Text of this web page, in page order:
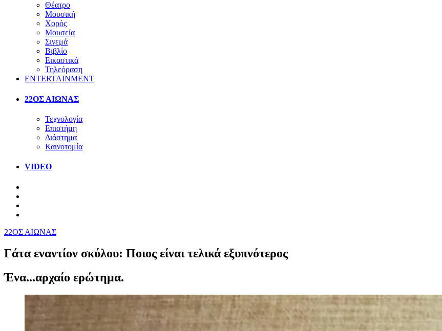
Θέατρο
Μουσική
Χορός
Μουσεία
Σινεμά
Βιβλίο
Εικαστικά
Τηλεόραση
ENTERTAINMENT
22ΟΣ ΑΙΩΝΑΣ
Τεχνολογία
Επιστήμη
Διάστημα
Καινοτομία
VIDEO
22ΟΣ ΑΙΩΝΑΣ
Γάτα εναντίον σκύλου: Ποιος είναι τελικά εξυπνότερος
Ένα...αρχαίο ερώτημα.